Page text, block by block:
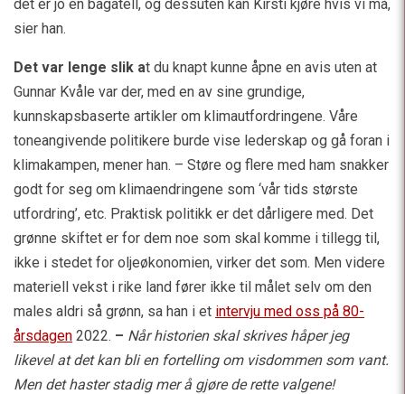
det er jo en bagatell, og dessuten kan Kirsti kjøre hvis vi må,
sier han.
Det var lenge slik at du knapt kunne åpne en avis uten at
Gunnar Kvåle var der, med en av sine grundige,
kunnskapsbaserte artikler om klimautfordringene. Våre
toneangivende politikere burde vise lederskap og gå foran i
klimakampen, mener han. – Støre og flere med ham snakker
godt for seg om klimaendringene som ‘vår tids største
utfordring’, etc. Praktisk politikk er det dårligere med. Det
grønne skiftet er for dem noe som skal komme i tillegg til,
ikke i stedet for oljeøkonomien, virker det som. Men videre
materiell vekst i rike land fører ikke til målet selv om den
males aldri så grønn, sa han i et intervju med oss på 80-
årsdagen 2022. – Når historien skal skrives håper jeg
likevel at det kan bli en fortelling om visdommen som vant.
Men det haster stadig mer å gjøre de rette valgene!